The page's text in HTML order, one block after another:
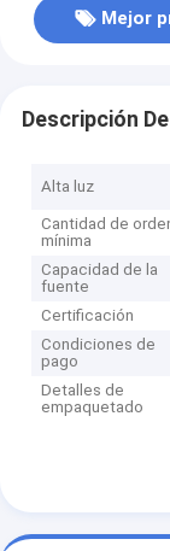
Mejor
Descripción
Alta luz
Cantidad de
mínima
Capacidad de la
fuente
Certificación
Condiciones de
pago
Detalles de
empaquetado